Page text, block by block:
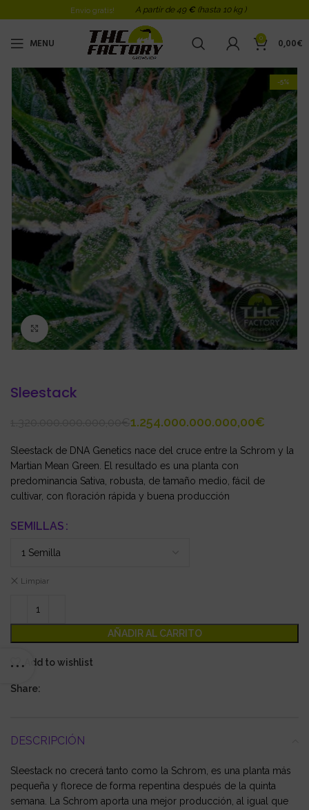
Envio gratis! A partir de 49 € (hasta 10 kg )
MENU 0 0,00€
-5%
Click to enlarge
Sleestack
1.254.000.000.000,00€
Sleestack de DNA Genetics nace del cruce entre la Schrom y la
Martian Mean Green. El resultado es una planta con
predominancia Sativa, robusta, de tamaño medio, fácil de
cultivar, con floración rápida y buena producción
SEMILLAS
Limpiar
AÑADIR AL CARRITO
Add to wishlist
Share:
DESCRIPCIÓN
Sleestack no crecerá tanto como la Schrom, es una planta más
pequeña y florece de forma repentina después de la quinta
semana. La Schrom aporta una mejor producción, al igual que